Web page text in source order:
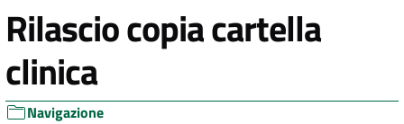
Rilascio copia cartella
clinica
Navigazione